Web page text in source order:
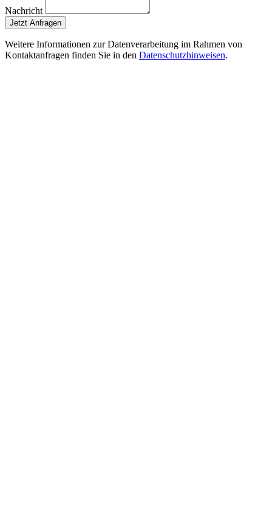
Nachricht
Jetzt Anfragen
Weitere Informationen zur Datenverarbeitung im Rahmen von
Kontaktanfragen finden Sie in den Datenschutzhinweisen.